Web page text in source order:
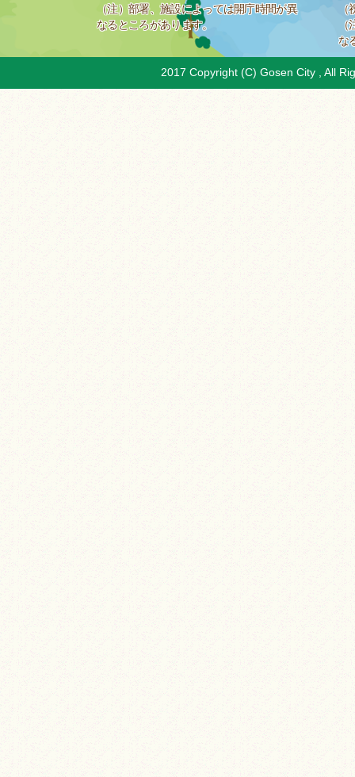
（注）部署、施設によっては開庁時間が異
なるところがあります。
な
2017 Copyright (C) Gosen City , All